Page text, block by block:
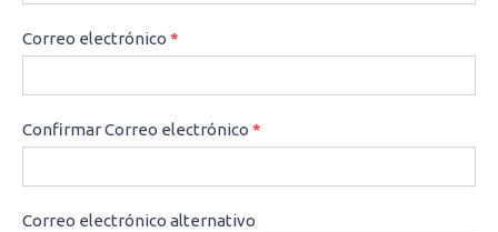
Correo electrónico *
Confirmar Correo electrónico *
Correo electrónico alternativo